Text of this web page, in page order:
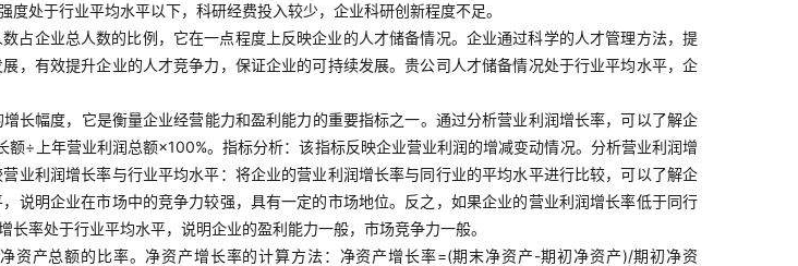
处于行业平均水平以下，科研经费投入较少，企业科研创新程度不足。
占企业总人数的比例，它在一点程度上反映企业的人才储备情况。企业通过科学的人才管理方法，提
，有效提升企业的人才竞争力，保证企业的可持续发展。贵公司人才储备情况处于行业平均水平，企
长幅度，它是衡量企业经营能力和盈利能力的重要指标之一。通过分析营业利润增长率，可以了解企
÷上年营业利润总额×100%。指标分析：该指标反映企业营业利润的增减变动情况。分析营业利润增
业利润增长率与行业平均水平：将企业的营业利润增长率与同行业的平均水平进行比较，可以了解企
说明企业在市场中的竞争力较强，具有一定的市场地位。反之，如果企业的营业利润增长率低于同行
率处于行业平均水平，说明企业的盈利能力一般，市场竞争力一般。
资产总额的比率。净资产增长率的计算方法：净资产增长率=(期末净资产-期初净资产)/期初净资